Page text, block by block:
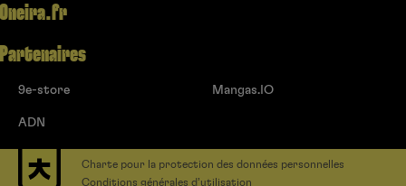
Oneira.fr
Partenaires
9e-store
ADN
Mangas.IO
Charte pour la protection des données personnelles
Conditions générales d’utilisation